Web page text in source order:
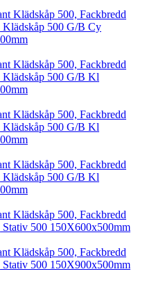
Klädskåp 500, Fackbredd
Klädskåp 500 G/B Cy
Klädskåp 500, Fackbredd
Klädskåp 500 G/B Kl
Klädskåp 500, Fackbredd
Klädskåp 500 G/B Kl
Klädskåp 500, Fackbredd
Klädskåp 500 G/B Kl
Klädskåp 500, Fackbredd
Stativ 500 150X600x500mm
Klädskåp 500, Fackbredd
Stativ 500 150X900x500mm